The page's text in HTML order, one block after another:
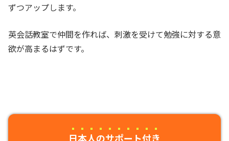
ずつアップします。
英会話教室で仲間を作れば、刺激を受けて勉強に対する意
欲が高まるはずです。
日本人のサポート付き